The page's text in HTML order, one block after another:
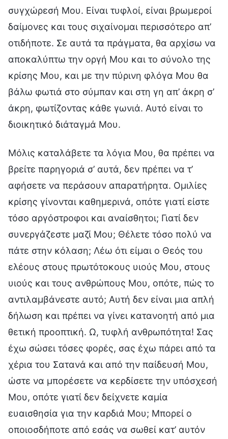
συγχώρεσή Μου. Είναι τυφλοί, είναι βρωμεροί
δαίμονες και τους σιχαίνομαι περισσότερο απ’
οτιδήποτε. Σε αυτά τα πράγματα, θα αρχίσω να
αποκαλύπτω την οργή Μου και το σύνολο της
κρίσης Μου, και με την πύρινη φλόγα Μου θα
βάλω φωτιά στο σύμπαν και στη γη απ’ άκρη σ’
άκρη, φωτίζοντας κάθε γωνιά. Αυτό είναι το
διοικητικό διάταγμά Μου.
Μόλις καταλάβετε τα λόγια Μου, θα πρέπει να
βρείτε παρηγοριά σ’ αυτά, δεν πρέπει να τ’
αφήσετε να περάσουν απαρατήρητα. Ομιλίες
κρίσης γίνονται καθημερινά, οπότε γιατί είστε
τόσο αργόστροφοι και αναίσθητοι; Γιατί δεν
συνεργάζεστε μαζί Μου; Θέλετε τόσο πολύ να
πάτε στην κόλαση; Λέω ότι είμαι ο Θεός του
ελέους στους πρωτότοκους υιούς Μου, στους
υιούς και τους ανθρώπους Μου, οπότε, πώς το
αντιλαμβάνεστε αυτό; Αυτή δεν είναι μια απλή
δήλωση και πρέπει να γίνει κατανοητή από μια
θετική προοπτική. Ω, τυφλή ανθρωπότητα! Σας
έχω σώσει τόσες φορές, σας έχω πάρει από τα
χέρια του Σατανά και από την παίδευσή Μου,
ώστε να μπορέσετε να κερδίσετε την υπόσχεσή
Μου, οπότε γιατί δεν δείχνετε καμία
ευαισθησία για την καρδιά Μου; Μπορεί ο
οποιοσδήποτε από εσάς να σωθεί κατ’ αυτόν